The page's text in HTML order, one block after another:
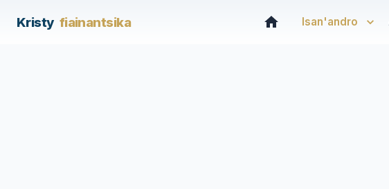
Kristy fiainantsika Isan'andro